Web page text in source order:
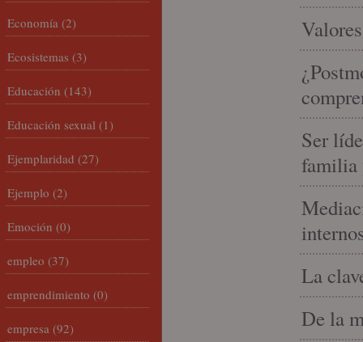
Ser
familia
La
De la
Economía (2)
Ecosistemas (3)
Educación (143)
Educación sexual (1)
Ejemplaridad (27)
Ejemplo (2)
Emoción (0)
empleo (37)
emprendimiento (0)
empresa (92)